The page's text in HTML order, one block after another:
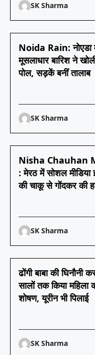
SK Sharma
Noida Rain: नोएडा
मूसलाधार बारिश ने
पोल, सड़कें बनीं तालाब
SK Sharma
Nisha Chauhan
: मेरठ में सोशल मीडिया
की चाकू से गोंदकर की
SK Sharma
ढोंगी बाबा की घिनौनी
सालों तक किया महिला
शोषण, यूरीन भी पिलाई
SK Sharma